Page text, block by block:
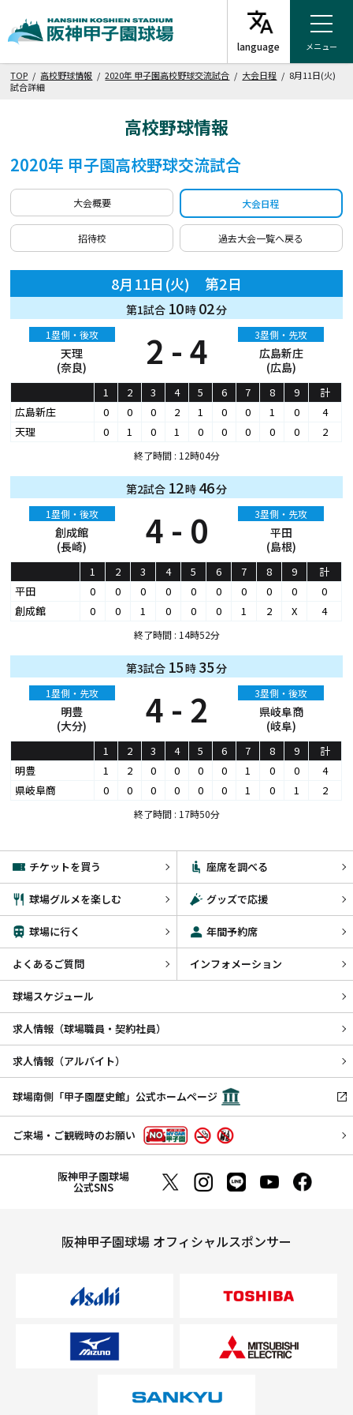
メニュー
TOP /高校野球情報 /2020年 甲子園高校野球交流試合 / 大会日程 / 8月11日(火)
試合詳細
高校野球情報
2020年 甲子園高校野球交流試合
大会概要 大会日程
招待校 過去大会一覧へ戻る
8月11日(火) 第2日
第1試合 10時 02分
1塁側・後攻
天理
(奈良)
2 - 4 3塁側・先攻
広島新庄
(広島)
1 2 3 4 5 6 7 8 9
計
広島新庄
0 0 0 2 1 0 0 1 0
4
天理
0 1 0 1 0 0 0 0 0 2
終了時間 : 12時04分
第2試合 12時 46分
1塁側・後攻
創成館
(長崎)
4 - 0 3塁側・先攻
平田
(島根)
1 2 3 4 5 6 7 8 9
計
平田
0 0 0 0 0 0 0 0 0
0
創成館
0 0 1 0 0 0 1 2 X 4
終了時間 : 14時52分
第3試合 15時 35分
1塁側・先攻
明豊
(大分)
4 - 2 3塁側・後攻
県岐阜商
(岐阜)
1 2 3 4 5 6 7 8 9
計
明豊
1 2 0 0 0 0 1 0 0
4
県岐阜商
0 0 0 0 0 0 1 0 1 2
終了時間 : 17時50分
チケットを買う 座席を調べる
球場グルメを楽しむ グッズで応援
球場に行く 年間予約席
よくあるご質問 インフォメーション
球場スケジュール
求人情報（球場職員・契約社員）
求人情報（アルバイト）
球場南側「甲子園歴史館」公式ホームページ
ご来場・ご観戦時のお願い
阪神甲子園球場
公式SNS
阪神甲子園球場 オフィシャルスポンサー